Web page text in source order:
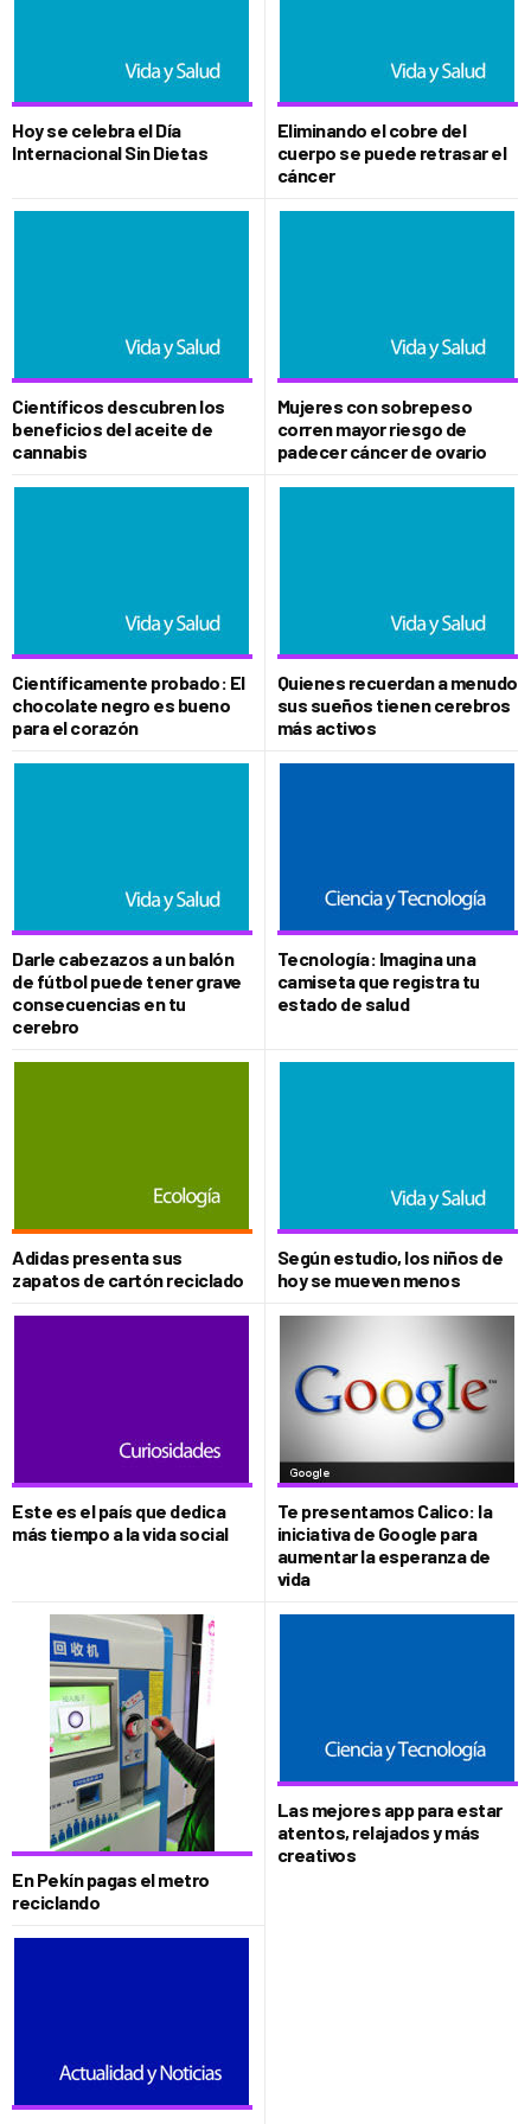
Hoy se celebra el Día
Internacional Sin Dietas
Eliminando el cobre del
cuerpo se puede retrasar el
cáncer
Científicos descubren los
beneficios del aceite de
cannabis
Mujeres con sobrepeso
corren mayor riesgo de
padecer cáncer de ovario
Científicamente probado: El
chocolate negro es bueno
para el corazón
Quienes recuerdan a menudo
sus sueños tienen cerebros
más activos
Darle cabezazos a un balón
de fútbol puede tener grave
consecuencias en tu
cerebro
Tecnología: Imagina una
camiseta que registra tu
estado de salud
Adidas presenta sus
zapatos de cartón reciclado
Según estudio, los niños de
hoy se mueven menos
Este es el país que dedica
más tiempo a la vida social
Te presentamos Calico: la
iniciativa de Google para
aumentar la esperanza de
vida
En Pekín pagas el metro
reciclando
Las mejores app para estar
atentos, relajados y más
creativos